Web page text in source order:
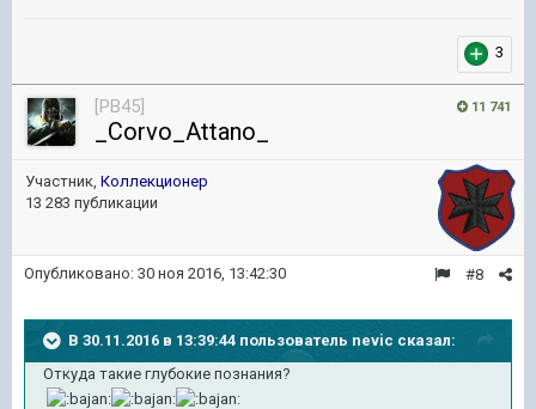
3
11 741
[PB45]
_Corvo_Attano_
Участник, Коллекционер
13 283 публикации
#8
Опубликовано: 30 ноя 2016, 13:42:30
В 30.11.2016 в 13:39:44 пользователь nevic сказал:
Откуда такие глубокие познания?